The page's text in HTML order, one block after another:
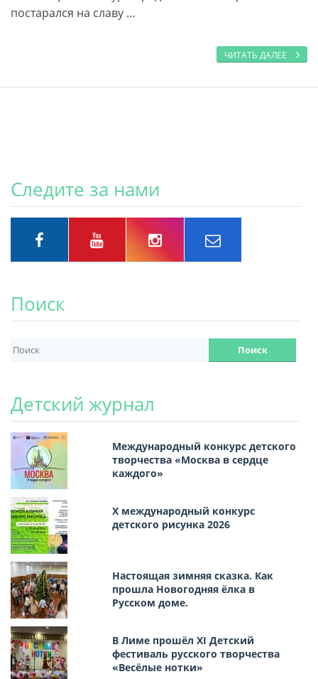
постарался на славу …
ЧИТАТЬ ДАЛЕЕ
Следите за нами
Поиск
Детский журнал
Международный конкурс детского
творчества «Москва в сердце
каждого»
Х международный конкурс
детского рисунка 2026
Настоящая зимняя сказка. Как
прошла Новогодняя ёлка в
Русском доме.
В Лиме прошёл XI Детский
фестиваль русского творчества
«Весёлые нотки»